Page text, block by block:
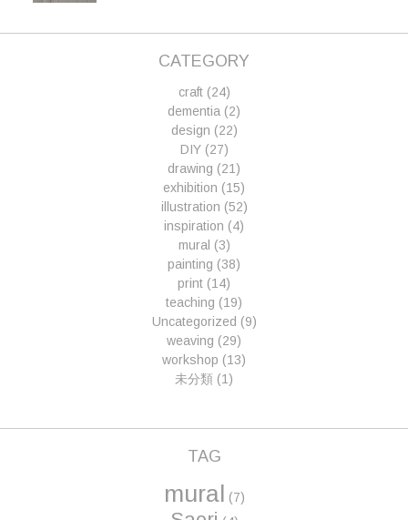
CATEGORY
craft(24)
dementia (2)
design (22)
DIY(27)
drawing (21)
exhibition (15)
illustration (52)
inspiration (4)
mural (3)
painting (38)
print (14)
teaching (19)
Uncategorized (9)
weaving (29)
workshop (13)
未分類 (1)
TAG
mural (7)